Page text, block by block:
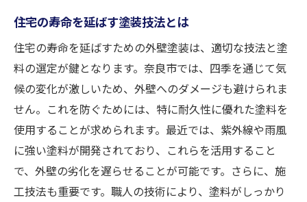
住宅の寿命を延ばす塗装技法とは
住宅の寿命を延ばすための外壁塗装は、適切な技法と塗
料の選定が鍵となります。奈良市では、四季を通じて気
候の変化が激しいため、外壁へのダメージも避けられま
せん。これを防ぐためには、特に耐久性に優れた塗料を
使用することが求められます。最近では、紫外線や雨風
に強い塗料が開発されており、これらを活用すること
で、外壁の劣化を遅らせることが可能です。さらに、施
工技法も重要です。職人の技術により、塗料がしっかり